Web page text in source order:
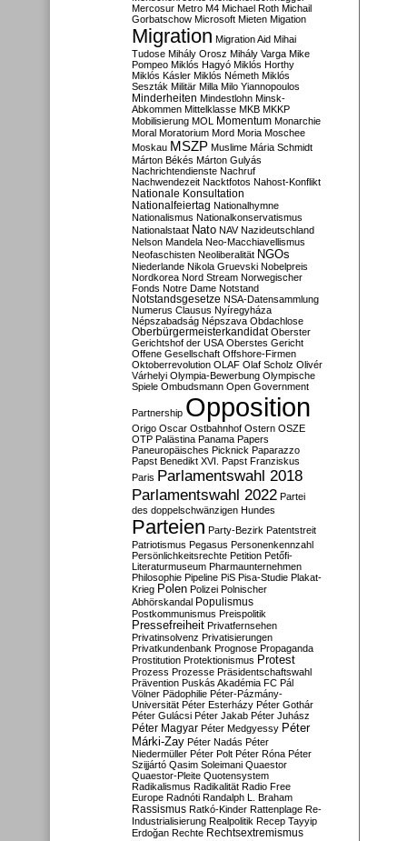
Mercosur Metro M4 Michael Roth Michail
Gorbatschow Microsoft Mieten Migation
Migration Migration Aid Mihai
Tudose Mihály Orosz Mihály Varga Mike
Pompeo Miklós Hagyó Miklós Horthy
Miklós Kásler Miklós Németh Miklós
Seszták Militär Milla Milo Yiannopoulos
Minderheiten Mindestlohn Minsk-
Abkommen Mittelklasse MKB MKKP
Mobilisierung MOL Momentum Monarchie
Moral Moratorium Mord Moria Moschee
Moskau MSZP Muslime Mária Schmidt
Márton Békés Márton Gulyás
Nachrichtendienste Nachruf
Nachwendezeit Nacktfotos Nahost-Konflikt
Nationale Konsultation
Nationalfeiertag Nationalhymne
Nationalismus Nationalkonservatismus
Nationalstaat Nato NAV Nazideutschland
Nelson Mandela Neo-Macchiavellismus
Neofaschisten Neoliberalität NGOs
Niederlande Nikola Gruevski Nobelpreis
Nordkorea Nord Stream Norwegischer
Fonds Notre Dame Notstand
Notstandsgesetze NSA-Datensammlung
Numerus Clausus Nyíregyháza
Népszabadság Népszava Obdachlose
Oberbürgermeisterkandidat Oberster
Gerichtshof der USA Oberstes Gericht
Offene Gesellschaft Offshore-Firmen
Oktoberrevolution OLAF Olaf Scholz Olivér
Várhelyi Olympia-Bewerbung Olympische
Spiele Ombudsmann Open Government
Partnership Opposition
Origo Oscar Ostbahnhof Ostern OSZE
OTP Palästina Panama Papers
Paneuropäisches Picknick Paparazzo
Papst Benedikt XVI. Papst Franziskus
Paris Parlamentswahl 2018
Parlamentswahl 2022 Partei
des doppelschwänzigen Hundes
Parteien Party-Bezirk Patentstreit
Patriotismus Pegasus Personenkennzahl
Persönlichkeitsrechte Petition Petőfi-
Literaturmuseum Pharmaunternehmen
Philosophie Pipeline PiS Pisa-Studie Plakat-
Krieg Polen Polizei Polnischer
Abhörskandal Populismus
Postkommunismus Preispolitik
Pressefreiheit Privatfernsehen
Privatinsolvenz Privatisierungen
Privatkundenbank Prognose Propaganda
Prostitution Protektionismus Protest
Prozess Prozesse Präsidentschaftswahl
Prävention Puskás Akadémia FC Pál
Völner Pädophilie Péter-Pázmány-
Universität Péter Esterházy Péter Gothár
Péter Gulácsi Péter Jakab Péter Juhász
Péter Magyar Péter Medgyessy Péter
Márki-Zay Péter Nadás Péter
Niedermüller Péter Polt Péter Róna Péter
Szijjártó Qasim Soleimani Quaestor
Quaestor-Pleite Quotensystem
Radikalismus Radikalität Radio Free
Europe Radnóti Randalph L. Braham
Rassismus Ratkó-Kinder Rattenplage Re-
Industrialisierung Realpolitik Recep Tayyip
Erdoğan Rechte Rechtsextremismus